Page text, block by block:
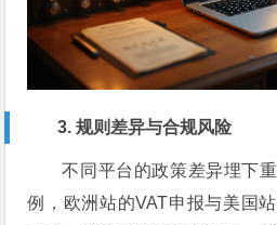
3. 规则差异与合规风险
不同平台的政策差异埋下
例，欧洲站的VAT申报与美国